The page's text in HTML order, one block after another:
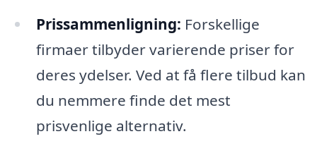
Prissammenligning: Forskellige
firmaer tilbyder varierende priser for
deres ydelser. Ved at få flere tilbud kan
du nemmere finde det mest
prisvenlige alternativ.